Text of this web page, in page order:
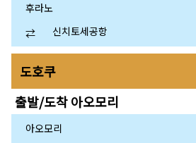
후라노
⇄
신치토세공항
도호쿠
출발/도착아오모리
아오모리